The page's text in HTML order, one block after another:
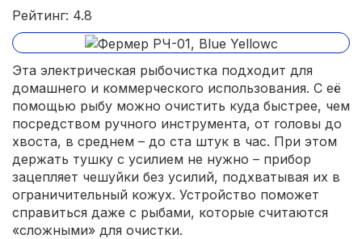
Рейтинг: 4.8
Эта электрическая рыбочистка подходит для
домашнего и коммерческого использования. С её
помощью рыбу можно очистить куда быстрее, чем
посредством ручного инструмента, от головы до
хвоста, в среднем – до ста штук в час. При этом
держать тушку с усилием не нужно – прибор
зацепляет чешуйки без усилий, подхватывая их в
ограничительный кожух. Устройство поможет
справиться даже с рыбами, которые считаются
«сложными» для очистки.